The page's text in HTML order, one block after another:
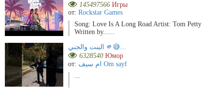
145497566 Игры
от: Rockstar Games
Song: Love Is A Long Road Artist: Tom Petty
Written by......
البنت والجني 🫵😅...
6328540 Юмор
от:
ام سيف Om sayf